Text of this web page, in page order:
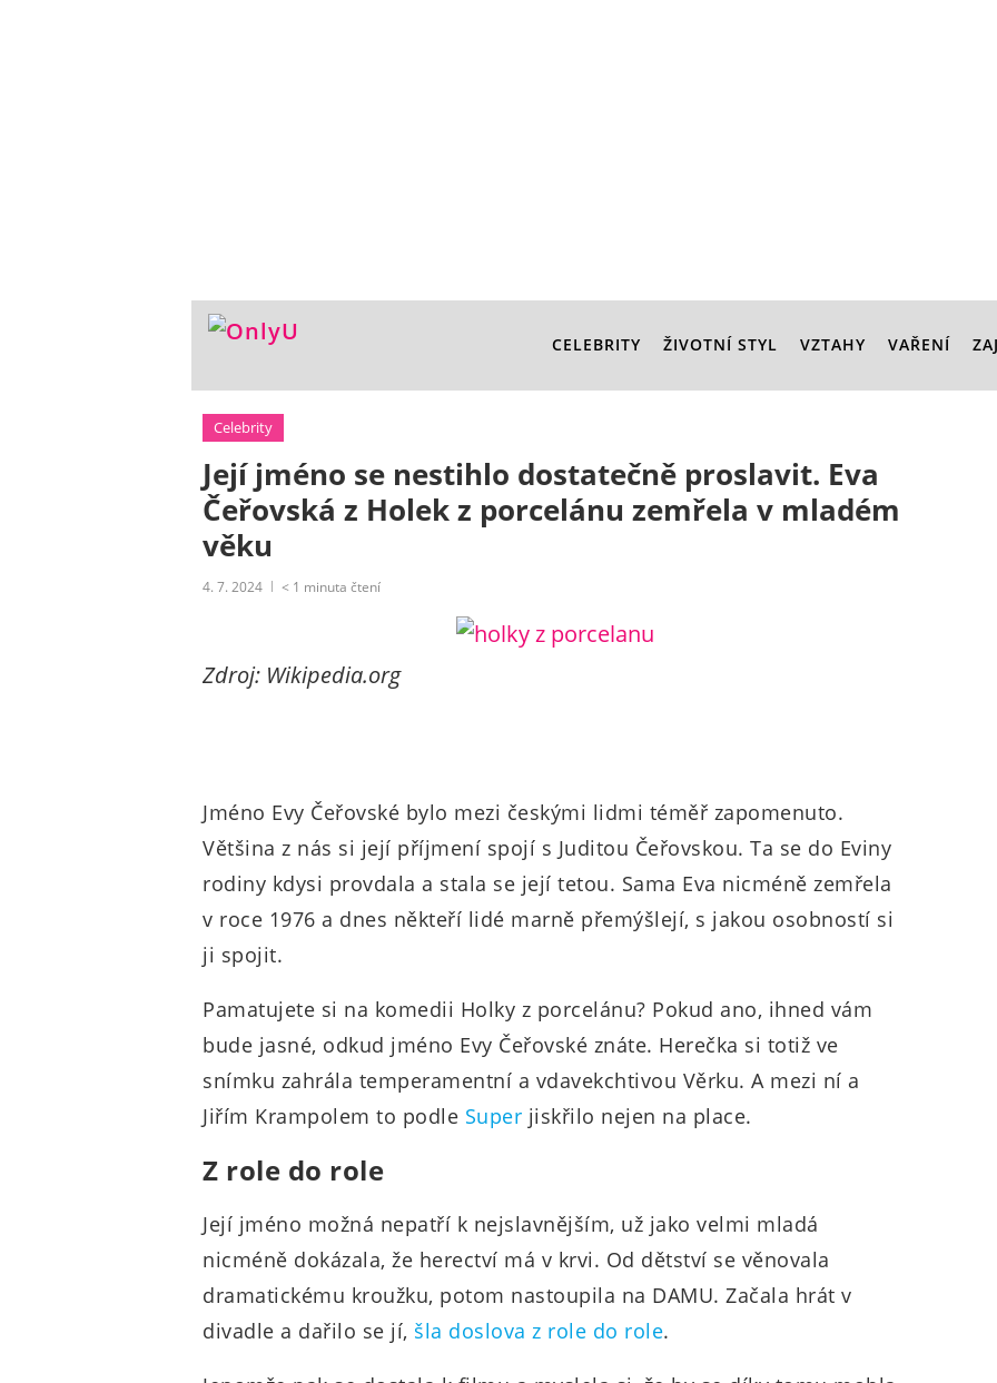
CELEBRITY ŽIVOTNÍ STYL VZTAHY VAŘENÍ
Celebrity
Její jméno se nestihlo dostatečně proslavit. Eva
Čeřovská z Holek z porcelánu zemřela v mladém
věku
4. 7. 2024 < 1 minuta čtení
Zdroj: Wikipedia.org
Jméno Evy Čeřovské bylo mezi českými lidmi téměř zapomenuto.
Většina z nás si její příjmení spojí s Juditou Čeřovskou. Ta se do Eviny
rodiny kdysi provdala a stala se její tetou. Sama Eva nicméně zemřela
v roce 1976 a dnes někteří lidé marně přemýšlejí, s jakou osobností si
ji spojit.
Pamatujete si na komedii Holky z porcelánu? Pokud ano, ihned vám
bude jasné, odkud jméno Evy Čeřovské znáte. Herečka si totiž ve
snímku zahrála temperamentní a vdavekchtivou Věrku. A mezi ní a
Jiřím Krampolem to podle Super jiskřilo nejen na place.
Z role do role
Její jméno možná nepatří k nejslavnějším, už jako velmi mladá
nicméně dokázala, že herectví má v krvi. Od dětství se věnovala
dramatickému kroužku, potom nastoupila na DAMU. Začala hrát v
divadle a dařilo se jí, šla doslova z role do role.